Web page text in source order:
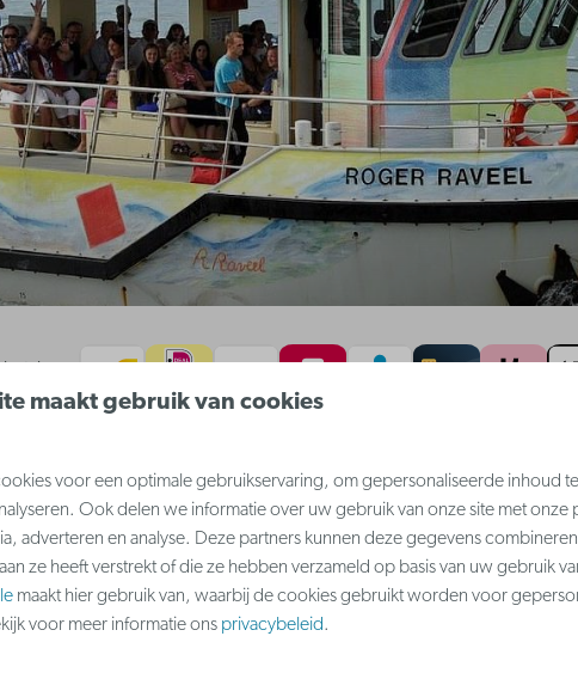
Bestemmingen
Aanbiedingen
Vakanties
Blogs
maakt gebruik van cookies
voor een optimale gebruikservaring, om gepersonaliseerde inhoud
Ook delen we informatie over uw gebruik van onze site met onze
adverteren en analyse. Deze partners kunnen deze gegevens
ze heeft verstrekt of die ze hebben verzameld op basis van uw gebruik
maakt hier gebruik van, waarbij de cookies gebruikt worden voor
voor meer informatie ons privacybeleid.